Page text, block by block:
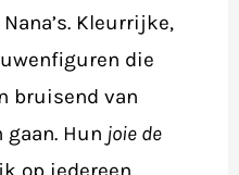
Kleurrijke,
die
bruisend van
gaan. Hun joie de